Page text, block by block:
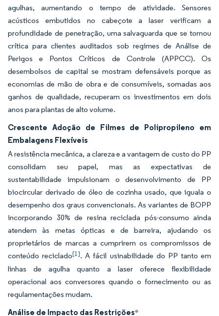
agulhas, aumentando o tempo de atividade. Sensores
acústicos embutidos no cabeçote a laser verificam a
profundidade de penetração, uma salvaguarda que se tornou
crítica para clientes auditados sob regimes de Análise de
Perigos e Pontos Críticos de Controle (APPCC). Os
desembolsos de capital se mostram defensáveis porque as
economias de mão de obra e de consumíveis, somadas aos
ganhos de qualidade, recuperam os investimentos em dois
anos para plantas de alto volume.
Crescente Adoção de Filmes de Polipropileno em
Embalagens Flexíveis
A resistência mecânica, a clareza e a vantagem de custo do PP
consolidam seu papel, mas as expectativas de
sustentabilidade impulsionam o desenvolvimento de PP
biocircular derivado de óleo de cozinha usado, que iguala o
desempenho dos graus convencionais. As variantes de BOPP
incorporando 30% de resina reciclada pós-consumo ainda
atendem às metas ópticas e de barreira, ajudando os
proprietários de marcas a cumprirem os compromissos de
conteúdo reciclado[1]. A fácil usinabilidade do PP tanto em
linhas de agulha quanto a laser oferece flexibilidade
operacional aos conversores quando o fornecimento ou as
regulamentações mudam.
Análise de Impacto das Restrições*